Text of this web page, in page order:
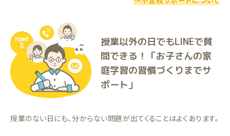
授業以外の日でもLINEで質
問できる！「お子さんの家
庭学習の習慣づくりまでサ
ポート」
授業のない日にも、分からない問題が出てくることはよくあります。